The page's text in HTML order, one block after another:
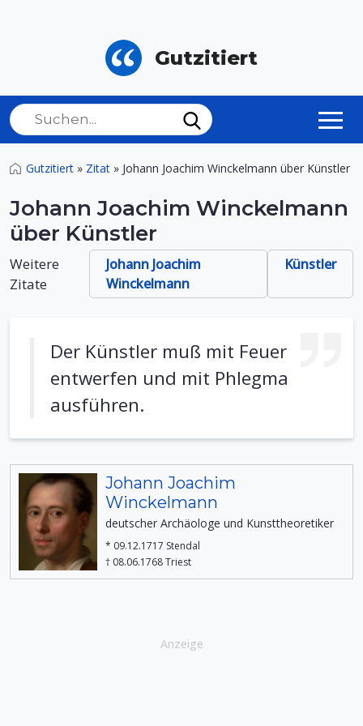
Gutzitiert
Gutzitiert » Zitat » Johann Joachim Winckelmann über Künstler
Johann Joachim Winckelmann
über Künstler
Weitere
Zitate
Johann Joachim
Winckelmann
Künstler
Der Künstler muß mit Feuer
entwerfen und mit Phlegma
ausführen.
Johann Joachim
Winckelmann
deutscher Archäologe und Kunsttheoretiker
* 09.12.1717 Stendal
† 08.06.1768 Triest
Anzeige